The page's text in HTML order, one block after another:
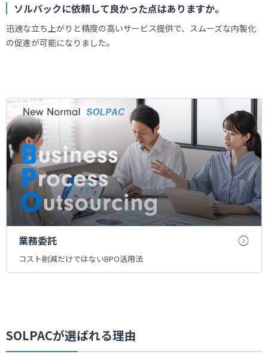
ソルパックに依頼して良かった点はありますか。
迅速な立ち上がりと精度の高いサービス提供で、スムーズな内製化
の促進が可能になりました。
業務委託
コスト削減だけではないBPO活用法
SOLPACが選ばれる理由